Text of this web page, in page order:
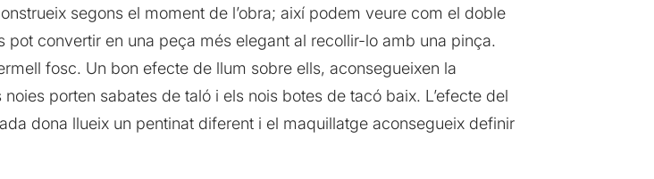
segons el moment de l’obra; així podem veure com el doble
convertir en una peça més elegant al recollir-lo amb una pinça.
fosc. Un bon efecte de llum sobre ells, aconsegueixen la
porten sabates de taló i els nois botes de tacó baix. L’efecte del
dona llueix un pentinat diferent i el maquillatge aconsegueix definir